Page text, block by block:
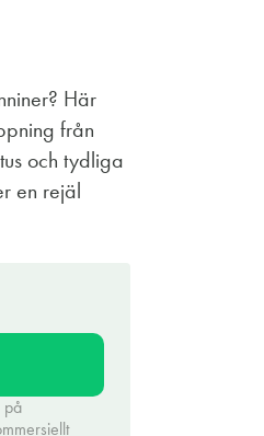
Här
från
och tydliga
en rejäl
på